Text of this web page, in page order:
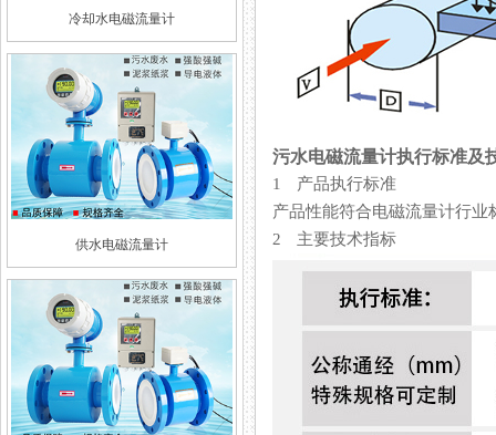
冷却水电磁流量计
供水电磁流量计
污水电磁流量计执行标准及
1 产品执行标准
产品性能符合电磁流量计行业
2 主要技术指标